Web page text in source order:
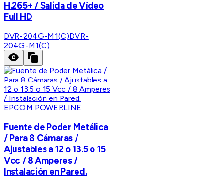
H.265+ / Salida de Vídeo
Full HD
DVR-204G-M1(C)DVR-
204G-M1(C)
EPCOM POWERLINE
Fuente de Poder Metálica
/ Para 8 Cámaras /
Ajustables a 12 o 13.5 o 15
Vcc / 8 Amperes /
Instalación en Pared.